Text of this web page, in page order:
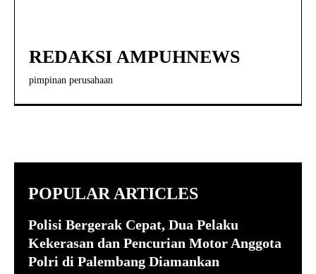
REDAKSI AMPUHNEWS
pimpinan perusahaan
POPULAR ARTICLES
Polisi Bergerak Cepat, Dua Pelaku
Kekerasan dan Pencurian Motor Anggota
Polri di Palembang Diamankan